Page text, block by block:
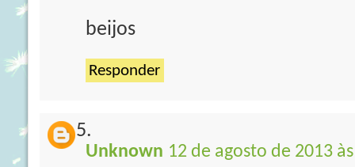
beijos
Responder
Unknown 12 de agosto de 2013